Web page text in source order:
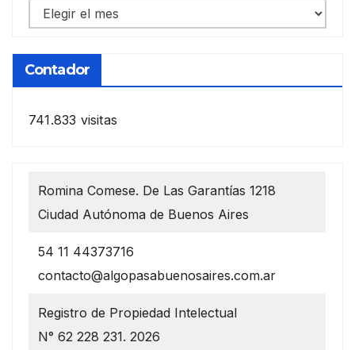
Notas
anteriores
Contador
741.833 visitas
Romina Comese. De Las Garantías 1218
Ciudad Autónoma de Buenos Aires
54 11 44373716
contacto@algopasabuenosaires.com.ar
Registro de Propiedad Intelectual
N° 62 228 231. 2026